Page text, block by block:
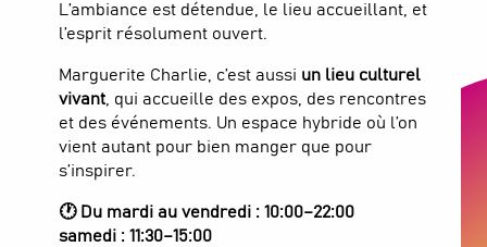
L’ambiance est détendue, le lieu accueillant, et
l’esprit résolument ouvert.
Marguerite Charlie, c’est aussi un lieu culturel
vivant , qui accueille des expos, des rencontres
et des événements. Un espace hybride où l’on
vient autant pour bien manger que pour
s’inspirer.
🕐 Du mardi au vendredi : 10:00–22:00
samedi : 11:30–15:00